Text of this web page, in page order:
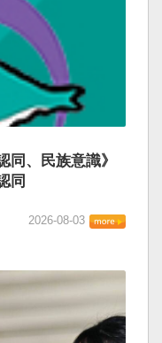
同、民族意識》
同
2026-08-03